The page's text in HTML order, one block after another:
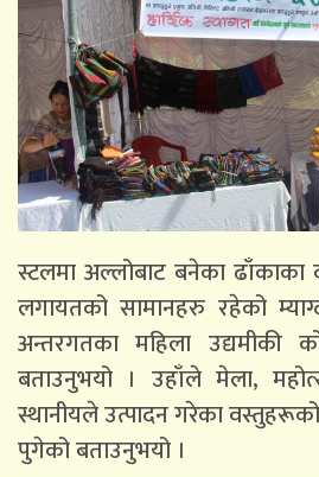
स्टलमा अल्लोबाट बनेका ढाँकाका
लगायतको सामानहरु रहेको
अन्तरगतका महिला उद्यमीकी
बताउनुभयो । उहाँले मेला,
स्थानीयले उत्पादन गरेका
पुगेको बताउनुभयो ।